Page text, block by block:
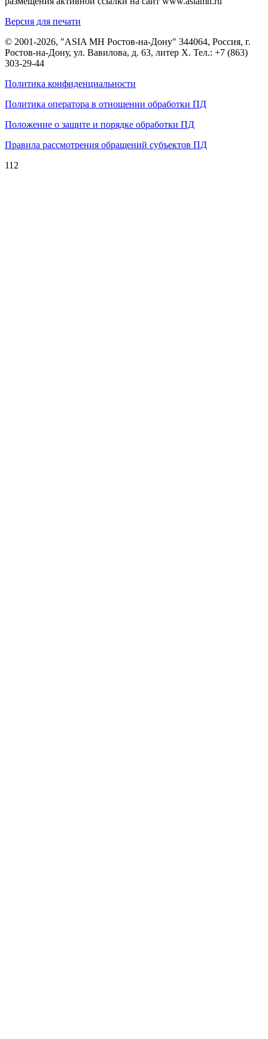
Версия для печати
© 2001-2026, "ASIA MH Ростов-на-Дону" 344064, Россия, г.
Ростов-на-Дону, ул. Вавилова, д. 63, литер Х. Тел.: +7 (863)
303-29-44
Политика конфиденциальности
Политика оператора в отношении обработки ПД
Положение о защите и порядке обработки ПД
Правила рассмотрения обращений субъектов ПД
112